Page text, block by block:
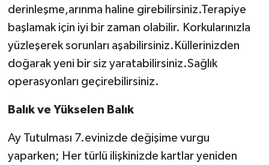
derinleşme,arınma haline girebilirsiniz.Terapiye
başlamak için iyi bir zaman olabilir. Korkularınızla
yüzleşerek sorunları aşabilirsiniz.Küllerinizden
doğarak yeni bir siz yaratabilirsiniz.Sağlık
operasyonları geçirebilirsiniz.
Balık ve Yükselen Balık
Ay Tutulması 7.evinizde değişime vurgu
yaparken; Her türlü ilişkinizde kartlar yeniden